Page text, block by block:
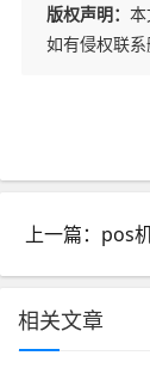
版权声明：
如有侵权联
相关文章